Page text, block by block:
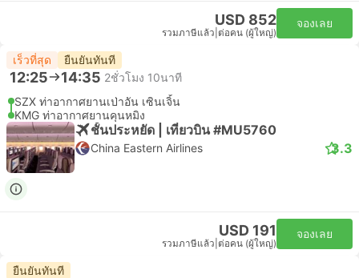
USD 852
รวมภาษีแล้ว ต่อคน (ผู้ใหญ่)
จองเลย
เร็วที่สุด ยืนยันทันที
12:25 14:35 2ชั่วโมง 10นาที
SZX ท่าอากาศยานเป่าอัน เซินเจิ้น
KMG ท่าอากาศยานคุนหมิง
ชั้นประหยัด | เที่ยวบิน #MU5760
China Eastern Airlines 3.3
USD 191
รวมภาษีแล้ว ต่อคน (ผู้ใหญ่)
จองเลย
ยืนยันทันที